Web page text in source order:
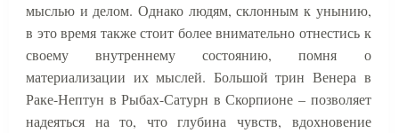
мыслью и делом. Однако людям, склонным к унынию,
в это время также стоит более внимательно отнестись к
своему внутреннему состоянию, помня о
материализации их мыслей. Большой трин Венера в
Раке-Нептун в Рыбах-Сатурн в Скорпионе – позволяет
надеяться на то, что глубина чувств, вдохновение